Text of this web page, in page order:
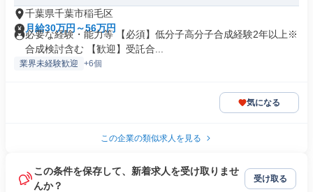
千葉県千葉市稲毛区
月給30万円～56万円
必要な経験・能力等 【必須】低分子高分子合成経験2年以上※
合成検討含む 【歓迎】受託合...
業界未経験歓迎 +6個
気になる
この企業の類似求人を見る
この条件を保存して、新着求人を受け取りませ
んか？
受け取る